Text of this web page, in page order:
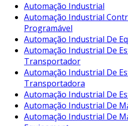
Automação Industrial
Automação Industrial
Programável
Automação Industrial De
Automação Industrial De
Transportador
Automação Industrial De
Transportadora
Automação Industrial De
Automação Industrial De
Automação Industrial De